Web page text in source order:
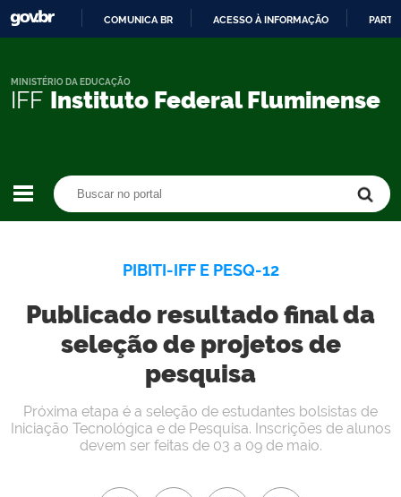
CONTEÚDO
COMUNICA BR ACESSO À INFORMAÇÃO
IFF Instituto Federal Fluminense
MINISTÉRIO DA EDUCAÇÃO
PIBITI-IFF E PESQ-12
Publicado resultado final da
seleção de projetos de
pesquisa
Próxima etapa é a seleção de estudantes bolsistas de
Iniciação Tecnológica e de Pesquisa. Inscrições de alunos
devem ser feitas de 03 a 09 de maio.